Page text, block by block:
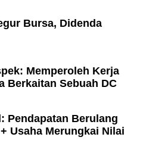
Bursa, Didenda
Memperoleh Kerja
Berkaitan Sebuah DC
Pendapatan Berulang
Usaha Merungkai Nilai